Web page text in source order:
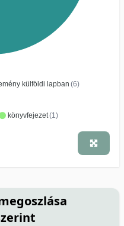
külföldi lapban (6)
könyvfejezet(1)